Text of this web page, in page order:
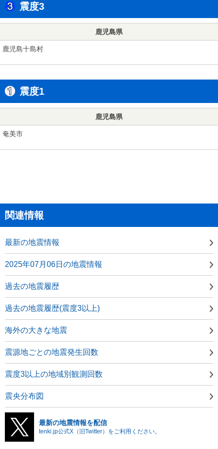
震度3
鹿児島県
鹿児島十島村
震度1
鹿児島県
奄美市
関連情報
最新の地震情報
2025年07月06日の地震情報
過去の地震履歴
過去の地震履歴(震度3以上)
海外の大きな地震
震源地ごとの地震発生回数
震度3以上の地域別観測回数
震央分布図
最新の地震情報を配信
tenki.jp公式X（旧Twitter）をご利用ください。